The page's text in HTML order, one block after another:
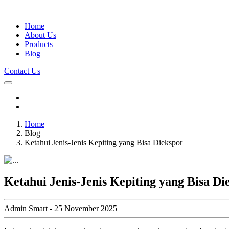
Home
About Us
Products
Blog
Contact Us
Home
Blog
Ketahui Jenis-Jenis Kepiting yang Bisa Diekspor
Ketahui Jenis-Jenis Kepiting yang Bisa
Admin Smart - 25 November 2025